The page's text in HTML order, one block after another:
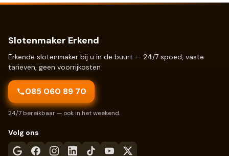
Slotenmaker Erkend
Erkende slotenmaker bij u in de buurt — 24/7 spoed, vaste
tarieven, geen voorrijkosten
085 060 89 70
24/7 bereikbaar — ook in het weekend.
Volg ons